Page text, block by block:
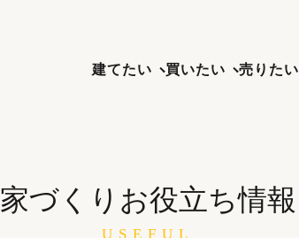
建てたい 買いたい 売りたい
家づくりお役立ち情報
USEFUL